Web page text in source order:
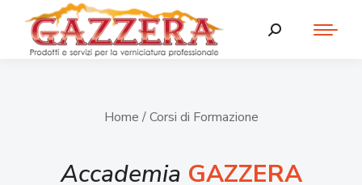
Home / Corsi di Formazione
Accademia GAZZERA